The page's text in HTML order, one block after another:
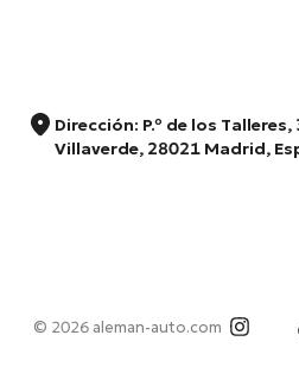
Dirección: P.º de los Talleres,
Villaverde, 28021 Madrid,
© 2026 aleman-auto.com